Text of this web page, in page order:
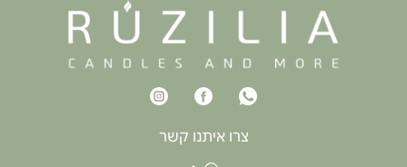
צרו איתנו קשר